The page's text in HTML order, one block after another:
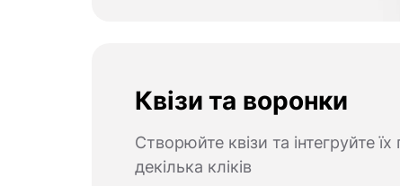
Квізи та воронки
Створюйте квізи та інтегруйте
декілька кліків